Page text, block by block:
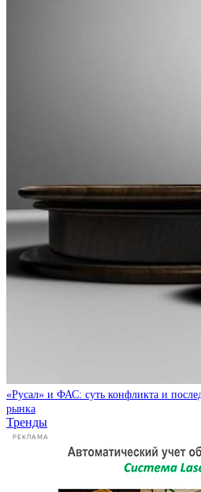
«Русал» и ФАС: суть конфликта и
рынка
Тренды
РЕКЛАМА